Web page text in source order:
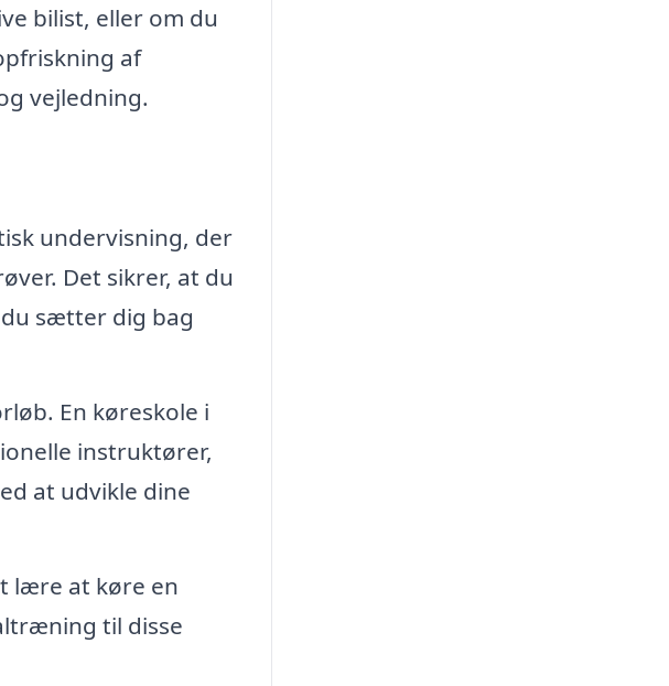
bilist, eller om du
af
vejledning.
undervisning, der
Det sikrer, at du
sætter dig bag
En køreskole i
instruktører,
at udvikle dine
lære at køre en
til disse